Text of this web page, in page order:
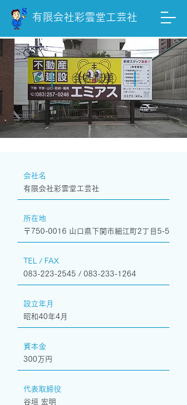
有限会社彩雲堂工芸社
会社概要
会社名
有限会社彩雲堂工芸社
所在地
〒750-0016 山口県下関市細江町2丁目5-5
TEL / FAX
083-223-2545 / 083-233-1264
設立年月
昭和40年4月
資本金
300万円
代表取締役
谷垣 宏明